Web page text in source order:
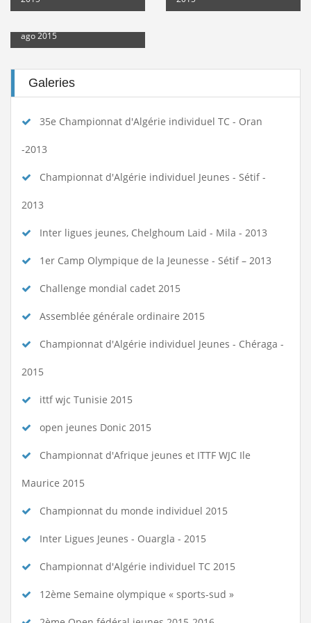
dispositions pratiques 2025-2026...
ago 2015
Galeries
35e Championnat d'Algérie individuel TC - Oran
-2013
Championnat d'Algérie individuel Jeunes - Sétif -
2013
Inter ligues jeunes, Chelghoum Laid - Mila - 2013
1er Camp Olympique de la Jeunesse - Sétif – 2013
Challenge mondial cadet 2015
Assemblée générale ordinaire 2015
Championnat d'Algérie individuel Jeunes - Chéraga -
2015
ittf wjc Tunisie 2015
open jeunes Donic 2015
Championnat d'Afrique jeunes et ITTF WJC Ile
Maurice 2015
Championnat du monde individuel 2015
Inter Ligues Jeunes - Ouargla - 2015
Championnat d'Algérie individuel TC 2015
12ème Semaine olympique « sports-sud »